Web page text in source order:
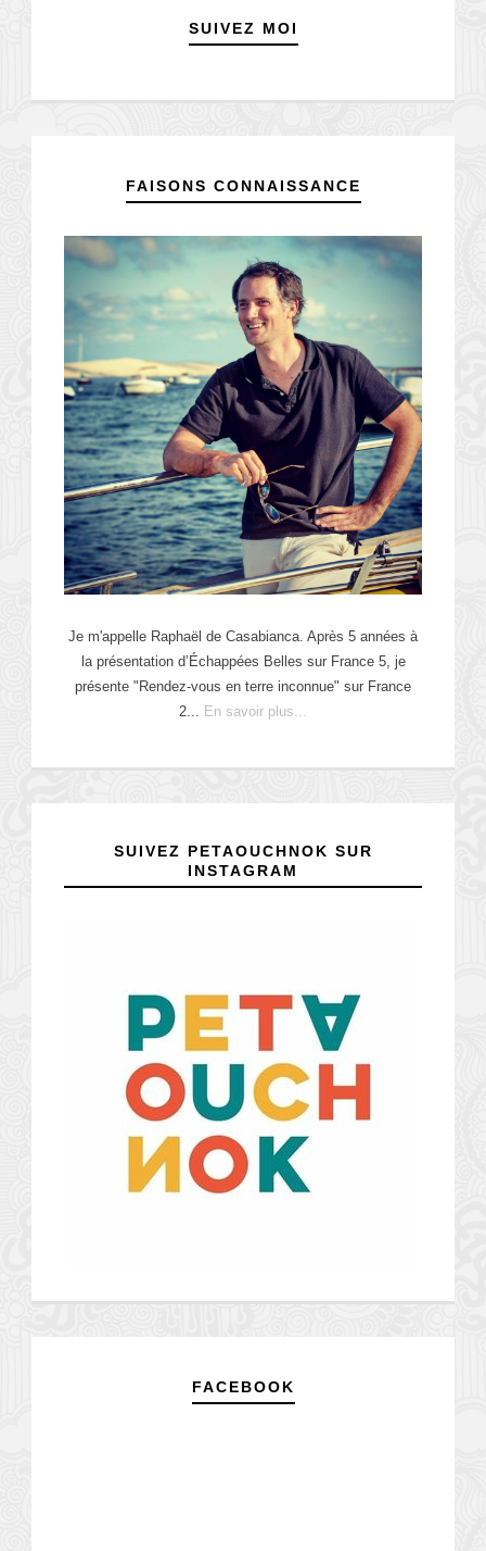
SUIVEZ MOI
FAISONS CONNAISSANCE
Je m'appelle Raphaël de Casabianca. Après 5 années à
la présentation d’Échappées Belles sur France 5, je
présente "Rendez-vous en terre inconnue" sur France
2... En savoir plus...
SUIVEZ PETAOUCHNOK SUR
INSTAGRAM
FACEBOOK